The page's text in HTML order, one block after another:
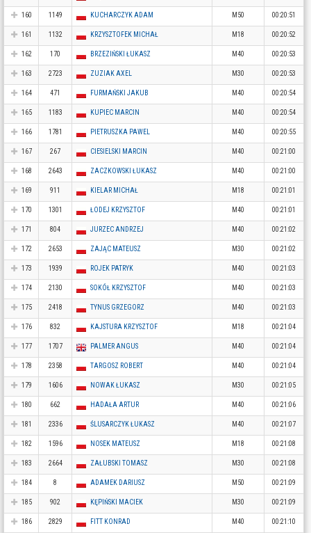
160 1149 KUCHARCZYK ADAM M50 00:20:51
161 1132 KRZYSZTOFEK MICHAŁ M18 00:20:52
162 170 BRZEZIŃSKI ŁUKASZ M40 00:20:53
163 2723 ZUZIAK AXEL M30 00:20:53
164 471 FURMAŃSKI JAKUB M40 00:20:54
165 1183 KUPIEC MARCIN M40 00:20:54
166 1781 PIETRUSZKA PAWEL M40 00:20:55
167 267 CIESIELSKI MARCIN M40 00:21:00
168 2643 ZACZKOWSKI ŁUKASZ M40 00:21:00
169 911 KIELAR MICHAŁ M18 00:21:01
170 1301 ŁODEJ KRZYSZTOF M40 00:21:01
171 804 JURZEC ANDRZEJ M40 00:21:02
172 2653 ZAJĄC MATEUSZ M30 00:21:02
173 1939 ROJEK PATRYK M40 00:21:03
174 2130 SOKÓŁ KRZYSZTOF M40 00:21:03
175 2418 TYNUS GRZEGORZ M40 00:21:03
176 832 KAJSTURA KRZYSZTOF M18 00:21:04
177 1707 PALMER ANGUS M40 00:21:04
178 2358 TARGOSZ ROBERT M40 00:21:04
179 1606 NOWAK ŁUKASZ M30 00:21:05
180 662 HADAŁA ARTUR M40 00:21:06
181 2336 ŚLUSARCZYK ŁUKASZ M40 00:21:07
182 1596 NOSEK MATEUSZ M18 00:21:08
183 2664 ZAŁUBSKI TOMASZ M30 00:21:08
184 8 ADAMEK DARIUSZ M50 00:21:09
185 902 KĘPIŃSKI MACIEK M30 00:21:09
186 2829 FITT KONRAD M40 00:21:10